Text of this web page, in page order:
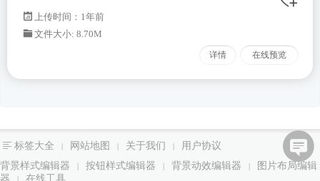
上传时间：1年前
文件大小: 8.70M
详情 在线预览
标签大全 网站地图 关于我们
用户协议
背景样式编辑器
按钮样式编辑器 背景动效编辑器
图片布局编辑
器
在线工具